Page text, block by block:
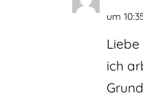
um
Liebe
ich